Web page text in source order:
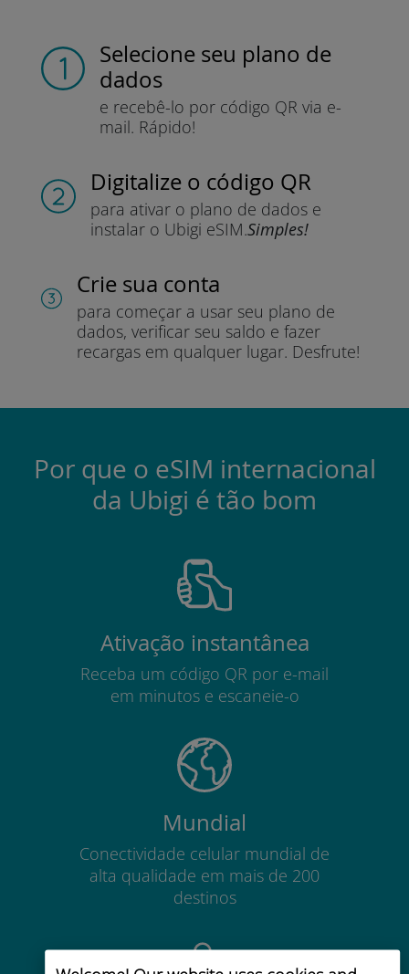
Selecione seu plano de
dados
e recebê-lo por código QR via e-
mail. Rápido!
Digitalize o código QR
para ativar o plano de dados e
instalar o Ubigi eSIM.Simples!
Crie sua conta
para começar a usar seu plano de
dados, verificar seu saldo e fazer
recargas em qualquer lugar. Desfrute!
Por que o eSIM internacional
da Ubigi é tão bom
Ativação instantânea
Receba um código QR por e-mail
em minutos e escaneie-o
Mundial
Conectividade celular mundial de
alta qualidade em mais de 200
destinos